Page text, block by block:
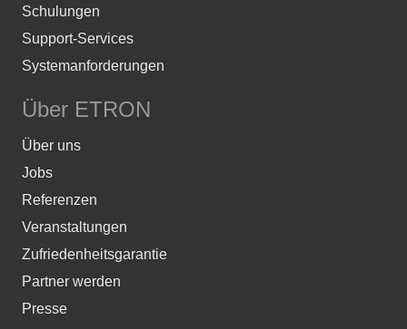
Schulungen
Support-Services
Systemanforderungen
Über ETRON
Über uns
Jobs
Referenzen
Veranstaltungen
Zufriedenheitsgarantie
Partner werden
Presse